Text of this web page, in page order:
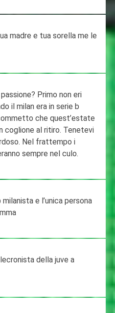
madre e tua sorella me le
Primo non eri
il milan era in serie b
che quest’estate
coglione al ritiro. Tenetevi
Nel frattempo i
sempre nel culo.
e l’unica persona
della juve a